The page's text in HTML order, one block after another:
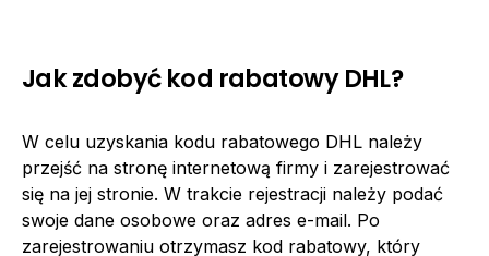
Jak zdobyć kod rabatowy DHL?
W celu uzyskania kodu rabatowego DHL należy
przejść na stronę internetową firmy i zarejestrować
się na jej stronie. W trakcie rejestracji należy podać
swoje dane osobowe oraz adres e-mail. Po
zarejestrowaniu otrzymasz kod rabatowy, który